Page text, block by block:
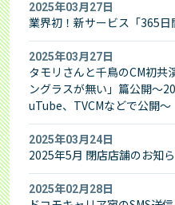
2025年03月27日
業界初！新サービス「365
2025年03月27日
タモリさんと千鳥のCM初共
ングラスが無い」篇公開～
uTube、TVCMなどで公開～
2025年03月24日
2025年5月 閉店店舗のお知
2025年02月28日